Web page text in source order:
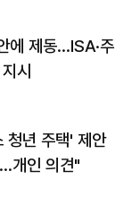
에 제동…ISA·주
시
청년 주택' 제안
개인 의견"